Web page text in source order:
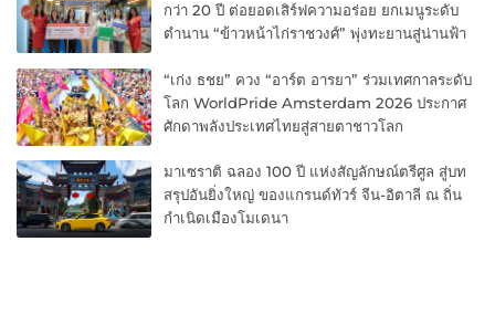
กว่า 20 ปี ต่อยอดเสิร์ฟความอร่อย ยกเมนูระดับ
ตำนาน “ข้าวหน้าไก่ราชวงศ์” พุ่งทะยานสู่น่านฟ้า
“เก่ง ธชย” ควง “อาร์ต อารยา” ร่วมเทศกาลระดับ
โลก WorldPride Amsterdam 2026 ประกาศ
ศักดาพลังประเทศไทยสู่สายตาชาวโลก
มาเซราติ ฉลอง 100 ปี แห่งสัญลักษณ์ตรีศูล สู่บท
สรุปอันยิ่งใหญ่ ของแกรนด์ทัวร์ จีน-อิตาลี ณ ถิ่น
กำเนิดเมืองโมเดนา